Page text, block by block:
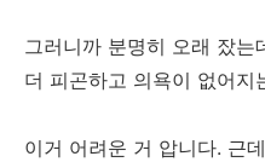
그러니까 분명히 오래 잤는
더 피곤하고 의욕이 없어지
이거 어려운 거 압니다. 근